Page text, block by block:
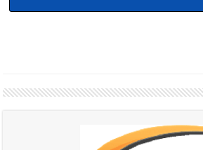
الدولة أحمد حسين في زيارة تعارف
الرابع على التوالي